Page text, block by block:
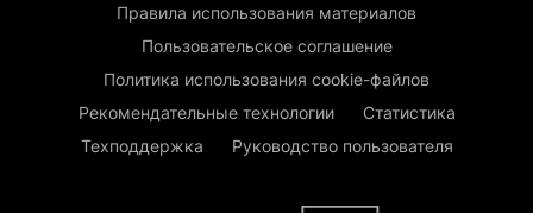
Правила использования материалов
Пользовательское соглашение
Политика использования cookie-файлов
Рекомендательные технологии
Статистика
Техподдержка
Руководство пользователя